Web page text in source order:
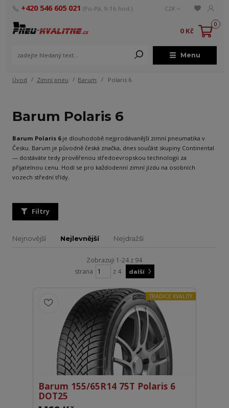
Menu
CZK
+420 546 605 021 (Po-Pá, 9-16 hod.)
0
0 Kč
Úvod Zimní pneu Barum Polaris 6
Barum Polaris 6
Barum Polaris 6je dlouhodobě nejprodávanější zimní pneumatika v
Česku. Barum je původně česká značka, dnes součást skupiny Continental
— dostáváte tedy prověřenou středoevropskou technologii za
přijatelnou cenu. Hodí se pro každodenní zimní jízdu na osobních
vozech střední třídy.
Filtry
Nejnovější Nejlevnější Nejdražší
Zobrazuji 1-24 z 94
strana
z 4 další
TRADICE KVALITY
Barum 155/65R14 75T Polaris 6
DOT25